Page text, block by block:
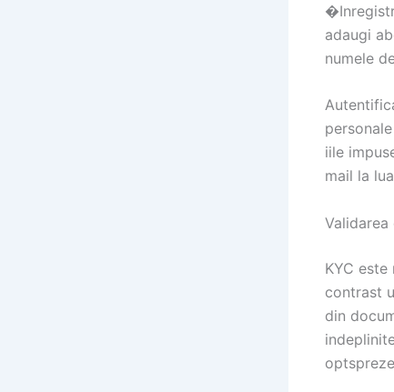
adaugi
numele
iile
mail la
KYC
contrast
din